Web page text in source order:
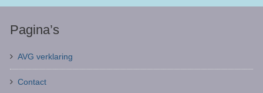
Pagina’s
AVG verklaring
Contact